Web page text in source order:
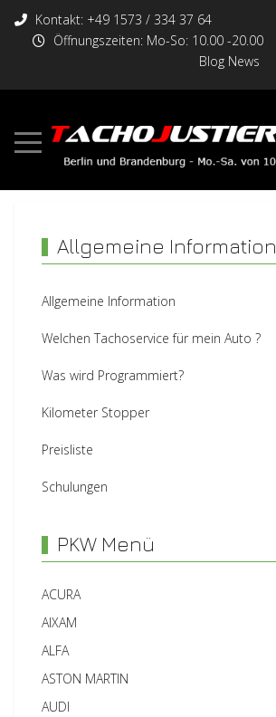
Kontakt: +49 1573 / 334 37 64
Öffnungszeiten: Mo-So: 10.00 -20.00
Blog News
Allgemeine Information
Allgemeine Information
Welchen Tachoservice für mein Auto ?
Was wird Programmiert?
Kilometer Stopper
Preisliste
Schulungen
PKW Menü
ACURA
AIXAM
ALFA
ASTON MARTIN
AUDI